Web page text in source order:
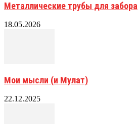
Металлические трубы для забора
18.05.2026
Мои мысли (и Мулат)
22.12.2025